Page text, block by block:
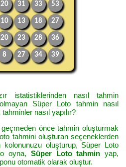
20 31 33 53
10 13 18 27
20 23 28 36
8 27 34 39
istatistiklerinden nasıl tahmin
Süper Loto tahmin nasıl
nasıl yapılır?
geçmeden önce tahmin oluşturmak
tahmini oluşturan seçeneklerden
oluşturup, Süper Loto
oyna, Süper Loto tahmin yap,
otomatik olarak oluştur.